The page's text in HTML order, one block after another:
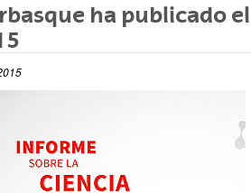
subpáginas
ha publicado